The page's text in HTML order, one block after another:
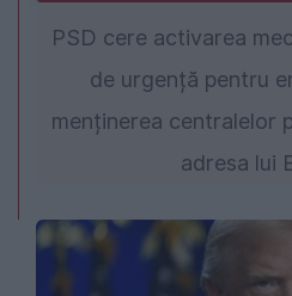
PSD cere activarea
de urgență pentru
menținerea centralelor
adresa lui